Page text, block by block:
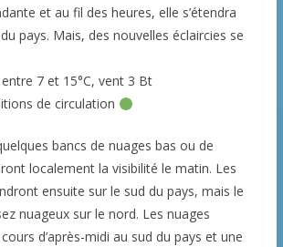
et au fil des heures, elle s’étendra
pays. Mais, des nouvelles éclaircies se
entre 7 et 15°C, vent 3 Bt
de circulation
bancs de nuages bas ou de
localement la visibilité le matin. Les
ensuite sur le sud du pays, mais le
nuageux sur le nord. Les nuages
d’après-midi au sud du pays et une